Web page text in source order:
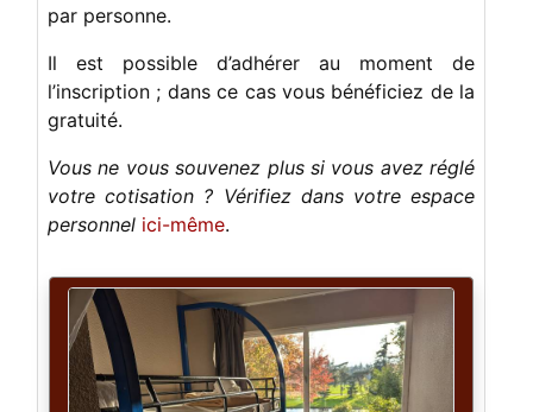
par personne.
Il est possible d’adhérer au moment de
l’inscription ; dans ce cas vous bénéficiez de la
gratuité.
Vous ne vous souvenez plus si vous avez réglé
votre cotisation ? Vérifiez dans votre espace
personnel ici-même.